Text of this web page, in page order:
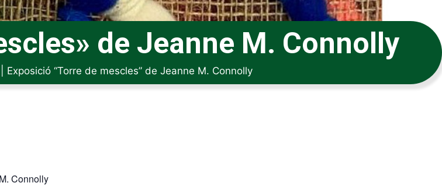
de Jeanne M. Connolly
Exposició “Torre de mescles” de Jeanne M. Connolly
Connolly